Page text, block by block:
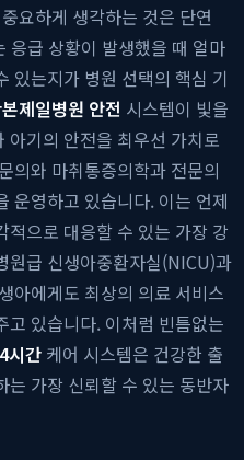
요하게 생각하는 것은 단연
응급 상황이 발생했을 때 얼마
있는지가 병원 선택의 핵심 기
제일병원 안전 시스템이 빛을
아기의 안전을 최우선 가치로
의와 마취통증의학과 전문의
운영하고 있습니다. 이는 언제
적으로 대응할 수 있는 가장 강
원급 신생아중환자실(NICU)과
아에게도 최상의 의료 서비스
고 있습니다. 이처럼 빈틈없는
시간 케어 시스템은 건강한 출
는 가장 신뢰할 수 있는 동반자